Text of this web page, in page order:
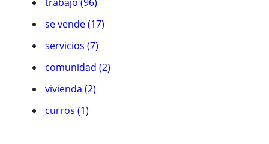
se vende (17)
servicios (7)
comunidad (2)
vivienda (2)
curros (1)